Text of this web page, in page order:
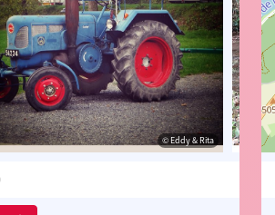
© Eddy & Rita© Eddy & Rita